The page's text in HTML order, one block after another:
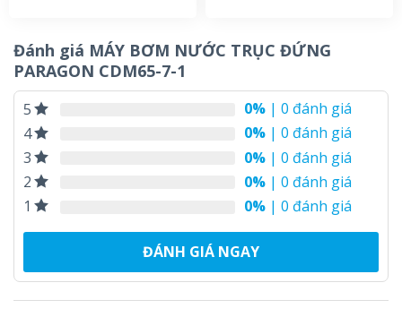
Đánh giá MÁY BƠM NƯỚC TRỤC ĐỨNG
PARAGON CDM65-7-1
5 0% | 0 đánh giá
4
0% | 0 đánh giá
3
0% | 0 đánh giá
2
0% | 0 đánh giá
1
0% | 0 đánh giá
ĐÁNH GIÁ NGAY